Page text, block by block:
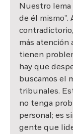
Nuestro lema
de él
más atención
tienen
hay que
buscamos el
tribunales.
no tenga
personal; es
gente que